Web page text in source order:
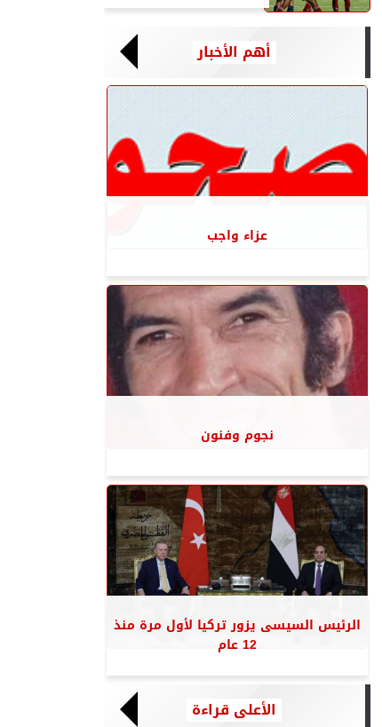
أهم الأخبار
عزاء واجب
نجوم وفنون
الرئيس السيسى يزور تركيا لأول مرة منذ
12 عام
الأعلى قراءة